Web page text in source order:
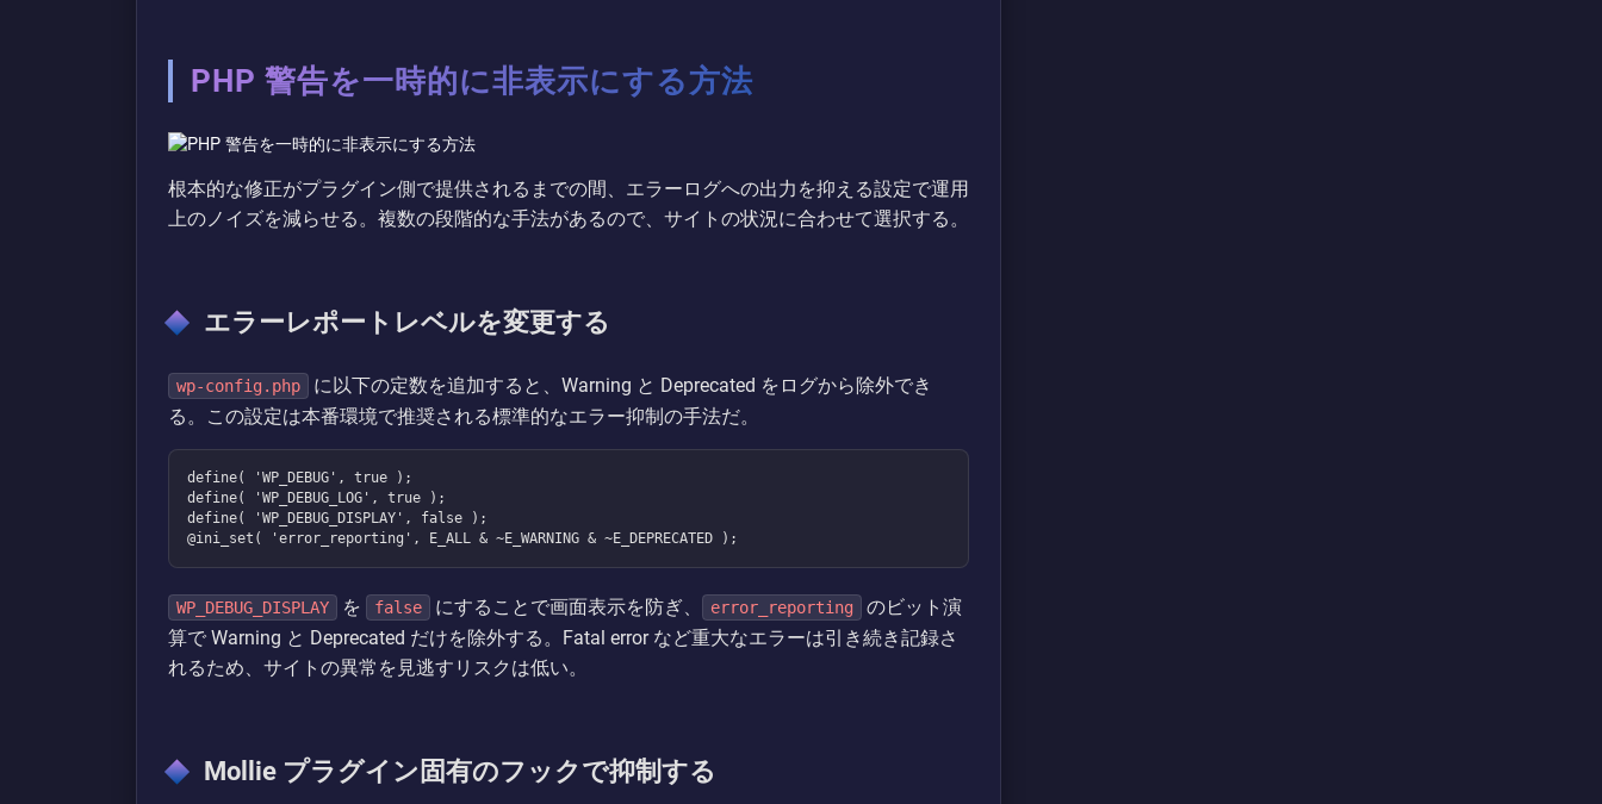
PHP 警告を一時的に非表示にする方法
根本的な修正がプラグイン側で提供されるまでの間、エラーログへの出力を抑える設定で運用
上のノイズを減らせる。複数の段階的な手法があるので、サイトの状況に合わせて選択する。
エラーレポートレベルを変更する
wp-config.php
に以下の定数を追加すると、Warning と Deprecated をログから除外でき
る。この設定は本番環境で推奨される標準的なエラー抑制の手法だ。
define( 'WP_DEBUG', true );
define( 'WP_DEBUG_LOG', true );
define( 'WP_DEBUG_DISPLAY', false );
@ini_set( 'error_reporting', E_ALL & ~E_WARNING & ~E_DEPRECATED );
WP_DEBUG_DISPLAY を false にすることで画面表示を防ぎ、 error_reporting
のビット演
算で Warning と Deprecated だけを除外する。Fatal error など重大なエラーは引き続き記録さ
れるため、サイトの異常を見逃すリスクは低い。
Mollie プラグイン固有のフックで抑制する